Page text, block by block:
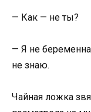
— Как — не ты?
— Я не
не знаю.
Чайная ложка